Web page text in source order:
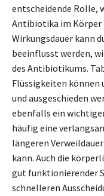
entscheidende Rolle,
Antibiotika im Körper
Wirkungsdauer kann
beeinflusst werden,
des Antibiotikums.
Flüssigkeiten
und ausgeschieden
ebenfalls ein
häufig eine
längeren
kann. Auch die
gut funktionierender
schnelleren